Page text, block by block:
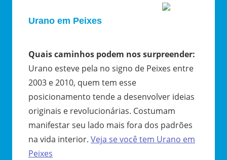
Urano em Peixes
Quais caminhos podem nos surpreender:
Urano esteve pela no signo de Peixes entre
2003 e 2010, quem tem esse
posicionamento tende a desenvolver ideias
originais e revolucionárias. Costumam
manifestar seu lado mais fora dos padrões
na vida interior. Veja se você tem Urano em
Peixes